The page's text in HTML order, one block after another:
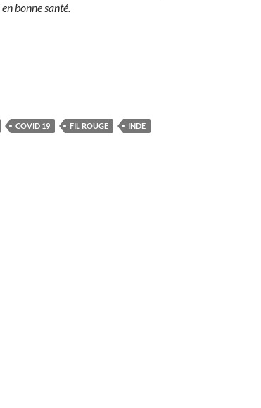
bonne santé.
COVID 19 FIL ROUGE
INDE